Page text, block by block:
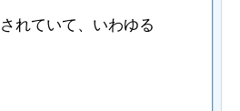
れていて、いわゆる